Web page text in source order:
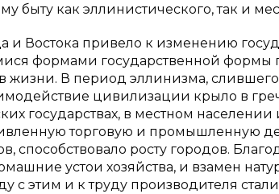
быту как эллинистического, так и
Востока привело к изменению
формами государственной формы
жизни. В период эллинизма,
цивилизации крыло в
государствах, в местном населении
торговую и промышленную
способствовало росту городов.
устои хозяйства, и взамен
с этим и к труду производителя